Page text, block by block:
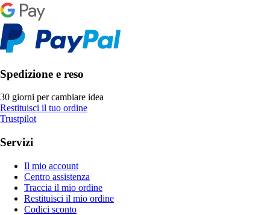
Spedizione e reso
30 giorni per cambiare idea
Restituisci il tuo ordine
Trustpilot
Servizi
Il mio account
Centro assistenza
Traccia il mio ordine
Restituisci il mio ordine
Codici sconto